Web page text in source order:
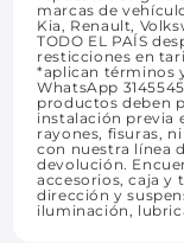
marcas de
Kia, Renault,
TODO EL PAÍS
resticciones en
*aplican términos
WhatsApp
productos deben
instalación previa
rayones, fisuras,
con nuestra línea
devolución.
accesorios, caja y
dirección y
iluminación,